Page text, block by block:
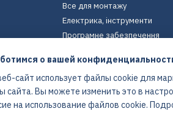
Все для монтажу
Електрика, інструменти
Програмне забезпечення
Екіпірування
Енергетичне обладнання
о вашей
сайт использует файлы cookie для
сайта. Вы можете изменить это в
на использование файлов cookie.